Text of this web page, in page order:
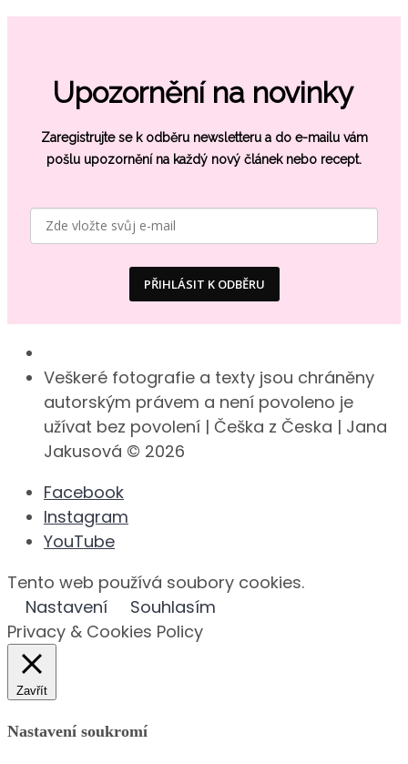
Upozornění na novinky
Zaregistrujte se k odběru newsletteru a do e-mailu vám
pošlu upozornění na každý nový článek nebo recept.
PŘIHLÁSIT K ODBĚRU
Veškeré fotografie a texty jsou chráněny
autorským právem a není povoleno je
užívat bez povolení | Češka z Česka | Jana
Jakusová © 2026
Facebook
Instagram
YouTube
Tento web používá soubory cookies.
Nastavení
Souhlasím
Privacy & Cookies Policy
Zavřít
Nastavení soukromí